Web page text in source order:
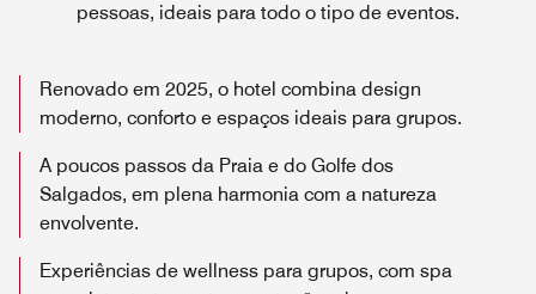
pessoas, ideais para todo o tipo de eventos.
Renovado em 2025, o hotel combina design
moderno, conforto e espaços ideais para grupos.
A poucos passos da Praia e do Golfe dos
Salgados, em plena harmonia com a natureza
envolvente.
Experiências de wellness para grupos, com spa